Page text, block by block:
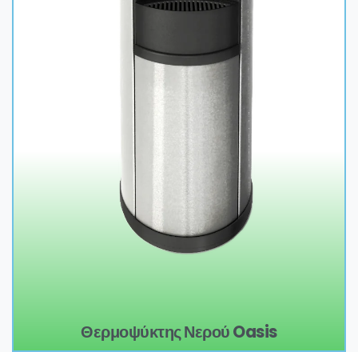
Θερμοψύκτης Νερού Oasis